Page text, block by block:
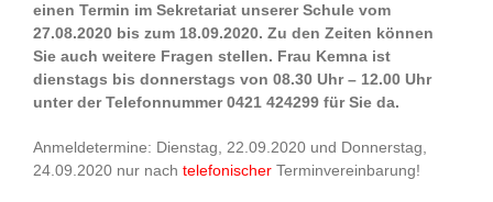
einen Termin im Sekretariat unserer Schule vom
27.08.2020 bis zum 18.09.2020. Zu den Zeiten können
Sie auch weitere Fragen stellen. Frau Kemna ist
dienstags bis donnerstags von 08.30 Uhr – 12.00 Uhr
unter der Telefonnummer 0421 424299 für Sie da.
Anmeldetermine: Dienstag, 22.09.2020 und Donnerstag,
24.09.2020 nur nach telefonischer Terminvereinbarung!